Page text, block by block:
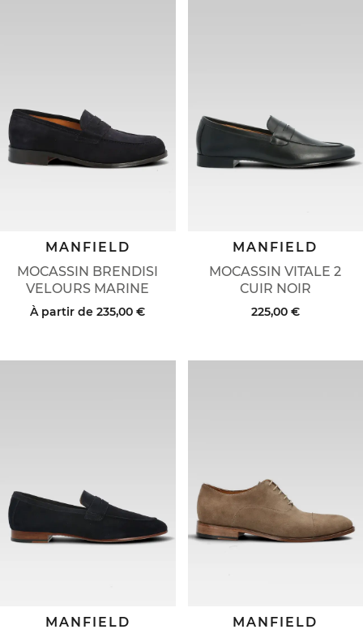
MOCASSIN BRENDISI
VELOURS MARINE
MANFIELD
À partir de 235,00 €
MOCASSIN VITALE 2
CUIR NOIR
MANFIELD
225,00 €
MANFIELD MANFIELD